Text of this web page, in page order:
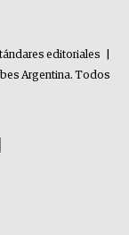
editoriales
Argentina. Todos